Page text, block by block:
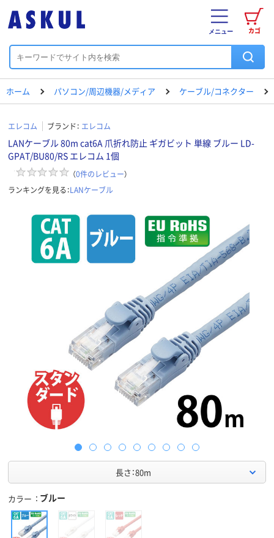
カゴ
メニュー
ホーム パソコン/周辺機器/メディア ケーブル/コネクター
エレコム ブランド： エレコム
LANケーブル 80m cat6A 爪折れ防止 ギガビット 単線 ブルー LD-
GPAT/BU80/RS エレコム 1個
（0件のレビュー）
ランキングを見る：LANケーブル
長さ：80m
カラー ブルー